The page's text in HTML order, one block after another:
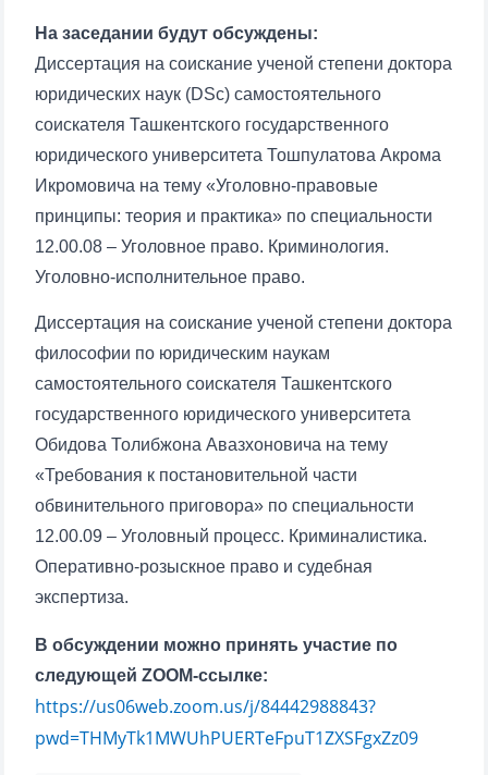
Ваше имя и фамилия
Ваш номер телефона
На заседании будут обсуждены:
Диссертация на соискание ученой степени доктора
юридических наук (DSc) самостоятельного
соискателя Ташкентского государственного
юридического университета Тошпулатова Акрома
Икромовича на тему «Уголовно-правовые
принципы: теория и практика» по специальности
12.00.08 – Уголовное право. Криминология.
Уголовно-исполнительное право.
Диссертация на соискание ученой степени доктора
философии по юридическим наукам
самостоятельного соискателя Ташкентского
государственного юридического университета
Обидова Толибжона Авазхоновича на тему
«Требования к постановительной части
обвинительного приговора» по специальности
12.00.09 – Уголовный процесс. Криминалистика.
Оперативно-розыскное право и судебная
экспертиза.
В обсуждении можно принять участие по
следующей ZOOM-ссылке:
https://us06web.zoom.us/j/84442988843?
pwd=THMyTk1MWUhPUERTeFpuT1ZXSFgxZz09